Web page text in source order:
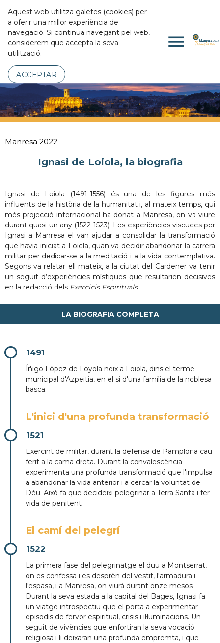
Aquest web utilitza galetes (cookies) per
a oferir una millor experiència de
navegació. Si continua navegant pel web,
considerem que accepta la seva
utilització.
ACCEPTAR
menu
Manresa 2022
Ignasi de Loiola, la biografia
Ignasi de Loiola (1491-1556) és una de les figures més
influents de la història de la humanitat i, al mateix temps, qui
més projecció internacional ha donat a Manresa, on va viure
durant quasi un any (1522-1523). Les experiències viscudes per
Ignasi a Manresa el van ajudar a consolidar la transformació
que havia iniciat a Loiola, quan va decidir abandonar la carrera
militar per dedicar-se a la meditació i a la vida contemplativa.
Segons va relatar ell mateix, a la ciutat del Cardener va tenir
un seguit d’experiències místiques que resultarien decisives
en la redacció dels Exercicis Espirituals.
LA BIOGRAFIA COMPLETA
1491
Íñigo López de Loyola neix a Loiola, dins el terme
municipal d'Azpeitia, en el si d'una família de la noblesa
basca.
L'inici d'una profunda transformació
1521
Exercint de militar, durant la defensa de Pamplona cau
ferit a la cama dreta. Durant la convalescència
experimenta una profunda transformació que l'impulsa
a abandonar la vida anterior i a cercar la voluntat de
Déu. Això fa que decideixi pelegrinar a Terra Santa i fer
vida de penitent.
El camí del pelegrí
1522
La primera fase del pelegrinatge el duu a Montserrat,
on es confessa i es desprèn del vestit, l'armadura i
l'espasa, i a Manresa, on viurà durant onze mesos.
Durant la seva estada a la capital del Bages, Ignasi fa
un viatge introspectiu que el porta a experimentar
episodis de fervor espiritual, crisis i il·luminacions. Un
seguit de vivències que enfortiran la seva vocació
religiosa i li deixaran una profunda empremta, i que